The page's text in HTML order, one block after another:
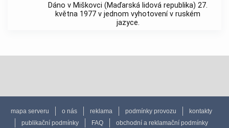
Dáno v Miškovci (Maďarská lidová republika) 27.
května 1977 v jednom vyhotovení v ruském
jazyce.
mapa serveru o nás reklama podmínky provozu
kontakty
publikační podmínky
FAQ obchodní a reklamační podmínky